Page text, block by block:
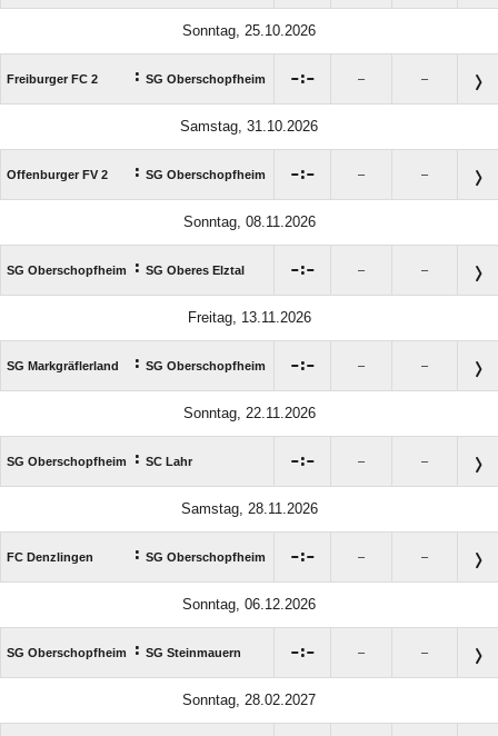
Sonntag, 25.10.2026
Freiburger FC 2 : SG Oberschopfheim : – –
Samstag, 31.10.2026
Offenburger FV 2 : SG Oberschopfheim : – –
Sonntag, 08.11.2026
SG Oberschopfheim : SG Oberes Elztal : – –
Freitag, 13.11.2026
SG Markgräflerland : SG Oberschopfheim : – –
Sonntag, 22.11.2026
SG Oberschopfheim : SC Lahr : – –
Samstag, 28.11.2026
FC Denzlingen : SG Oberschopfheim : – –
Sonntag, 06.12.2026
SG Oberschopfheim : SG Steinmauern : – –
Sonntag, 28.02.2027